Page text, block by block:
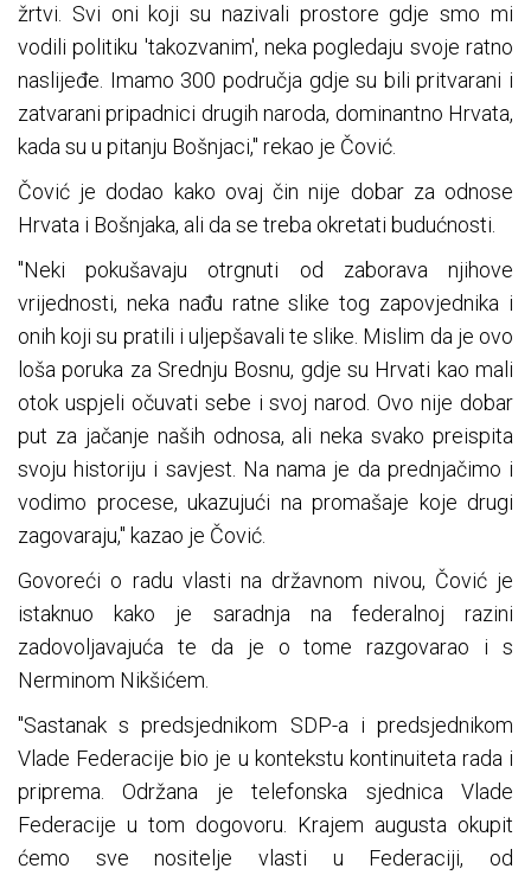
žrtvi. Svi oni koji su nazivali prostore gdje smo mi
vodili politiku 'takozvanim', neka pogledaju svoje ratno
naslijeđe. Imamo 300 područja gdje su bili pritvarani i
zatvarani pripadnici drugih naroda, dominantno Hrvata,
kada su u pitanju Bošnjaci," rekao je Čović.
Čović je dodao kako ovaj čin nije dobar za odnose
Hrvata i Bošnjaka, ali da se treba okretati budućnosti.
"Neki pokušavaju otrgnuti od zaborava njihove
vrijednosti, neka nađu ratne slike tog zapovjednika i
onih koji su pratili i uljepšavali te slike. Mislim da je ovo
loša poruka za Srednju Bosnu, gdje su Hrvati kao mali
otok uspjeli očuvati sebe i svoj narod. Ovo nije dobar
put za jačanje naših odnosa, ali neka svako preispita
svoju historiju i savjest. Na nama je da prednjačimo i
vodimo procese, ukazujući na promašaje koje drugi
zagovaraju," kazao je Čović.
Govoreći o radu vlasti na državnom nivou, Čović je
istaknuo kako je saradnja na federalnoj razini
zadovoljavajuća te da je o tome razgovarao i s
Nerminom Nikšićem.
"Sastanak s predsjednikom SDP-a i predsjednikom
Vlade Federacije bio je u kontekstu kontinuiteta rada i
priprema. Održana je telefonska sjednica Vlade
Federacije u tom dogovoru. Krajem augusta okupit
ćemo sve nositelje vlasti u Federaciji, od